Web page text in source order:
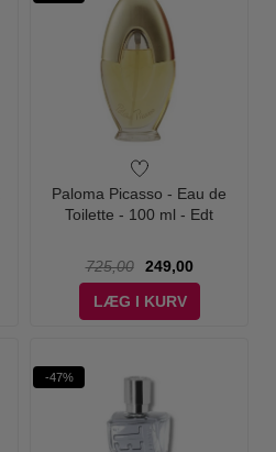
Paloma Picasso - Eau de
Toilette - 100 ml - Edt
725,00
249,00
LÆG I KURV
-47%